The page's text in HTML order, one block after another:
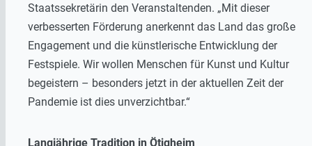
Staatssekretärin den Veranstaltenden. „Mit dieser
verbesserten Förderung anerkennt das Land das große
Engagement und die künstlerische Entwicklung der
Festspiele. Wir wollen Menschen für Kunst und Kultur
begeistern – besonders jetzt in der aktuellen Zeit der
Pandemie ist dies unverzichtbar.“
Langjährige Tradition in Ötigheim